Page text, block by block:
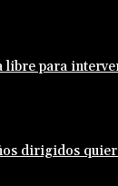
para
dirigidos